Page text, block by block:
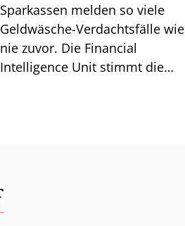
Sparkassen melden so viele
Geldwäsche-Verdachtsfälle wie
nie zuvor. Die Financial
Intelligence Unit stimmt die